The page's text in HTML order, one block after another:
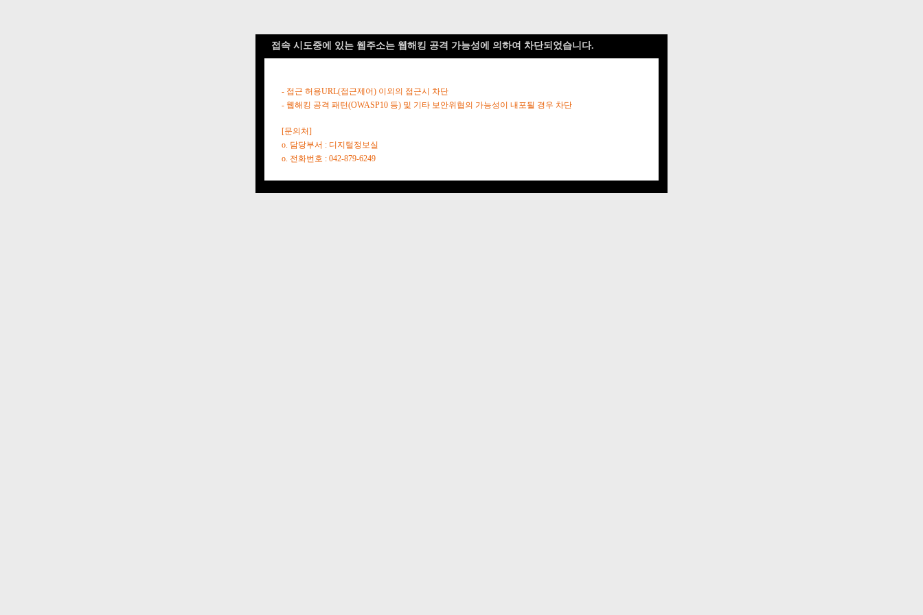
접속 시도중에 있는 웹주소는 웹해킹 공격 가능성에 의하여 차단되었습니다.
- 접근 허용URL(접근제어) 이외의 접근시 차단
- 웹해킹 공격 패턴(OWASP10 등) 및 기타 보안위협의 가능성이 내포될 경우 차단
[문의처]
o. 담당부서 : 디지털정보실
o. 전화번호 : 042-879-6249